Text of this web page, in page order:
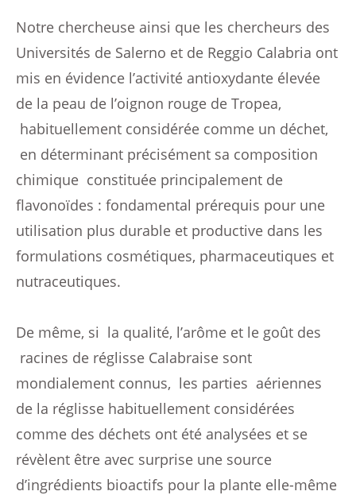
Notre chercheuse ainsi que les chercheurs des
Universités de Salerno et de Reggio Calabria ont
mis en évidence l’activité antioxydante élevée
de la peau de l’oignon rouge de Tropea,
habituellement considérée comme un déchet,
en déterminant précisément sa composition
chimique constituée principalement de
flavonoïdes : fondamental prérequis pour une
utilisation plus durable et productive dans les
formulations cosmétiques, pharmaceutiques et
nutraceutiques.
De même, si la qualité, l’arôme et le goût des
racines de réglisse Calabraise sont
mondialement connus, les parties aériennes
de la réglisse habituellement considérées
comme des déchets ont été analysées et se
révèlent être avec surprise une source
d’ingrédients bioactifs pour la plante elle-même